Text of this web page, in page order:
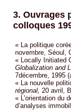
3. Ouvrages
colloques
« La politique
novembre, Séoul,
« Locally Initiated
Globalization and
7décembre, 1995
« La nouvelle
régional, 20 avril,
« L’orientation du
d’analyses